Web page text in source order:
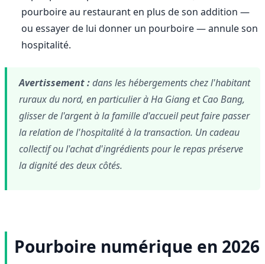
pourboire au restaurant en plus de son addition —
ou essayer de lui donner un pourboire — annule son
hospitalité.
Avertissement :dans les hébergements chez l'habitant
ruraux du nord, en particulier à Ha Giang et Cao Bang,
glisser de l'argent à la famille d'accueil peut faire passer
la relation de l'hospitalité à la transaction. Un cadeau
collectif ou l'achat d'ingrédients pour le repas préserve
la dignité des deux côtés.
Pourboire numérique en 2026